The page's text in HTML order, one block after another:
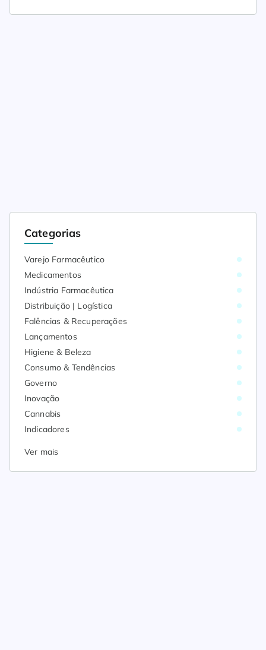
Categorias
Varejo Farmacêutico
Medicamentos
Indústria Farmacêutica
Distribuição | Logística
Falências & Recuperações
Lançamentos
Higiene & Beleza
Consumo & Tendências
Governo
Inovação
Cannabis
Indicadores
Ver mais